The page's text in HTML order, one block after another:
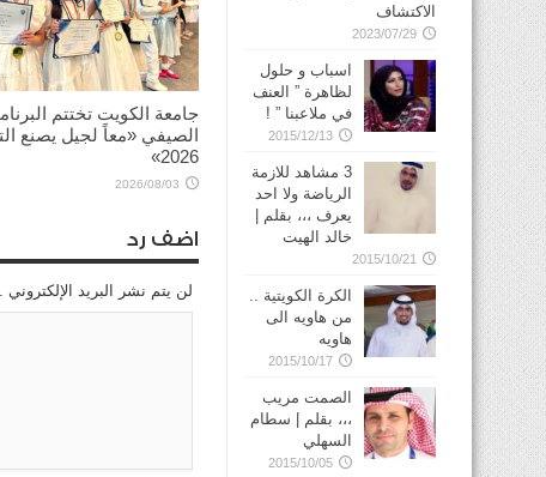
جامعة الكويت تختتم
الصيفي «معاً لجيل يصنع
2026»
2026/08/03
اضف رد
لن يتم نشر البريد
الاكتشاف
2023/07/29
اسباب و حلول
لظاهرة ” العنف
في ملاعبنا ” !
2015/12/13
3 مشاهد للازمة
الرياضة ولا احد
يعرف ،،، بقلم |
خالد الهيت
2015/10/21
الكرة الكويتية ..
من هاويه الى
هاويه
2015/10/17
الصمت مريب
،،، بقلم | سطام
السهلي
2015/10/05